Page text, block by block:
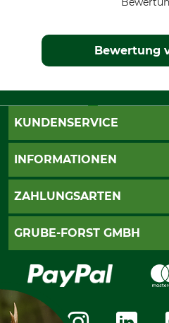
Bewertung
KUNDENSERVICE
Katalogbestellung
INFORMATIONEN
AGB
Widerrufsformular
Datenschutz
Zahlungsarten
ZAHLUNGSARTEN
PayPal
Rechnung
Vorkasse
GRUBE-FORST GMBH
Karriere
Über uns
Messetermine
Community